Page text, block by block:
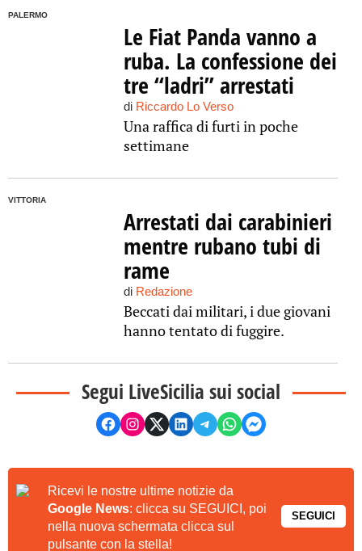
PALERMO
Le Fiat Panda vanno a
ruba. La confessione dei
tre “ladri” arrestati
di Riccardo Lo Verso
Una raffica di furti in poche
settimane
VITTORIA
Arrestati dai carabinieri
mentre rubano tubi di
rame
di Redazione
Beccati dai militari, i due giovani
hanno tentato di fuggire.
Segui LiveSicilia sui social
Ricevi le nostre ultime notizie da
Google News: clicca su SEGUICI, poi
nella nuova schermata clicca sul
pulsante con la stella!
SEGUICI